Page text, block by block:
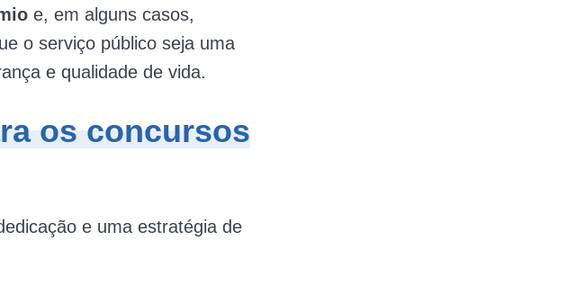
e, em alguns casos,
o serviço público seja uma
e qualidade de vida.
os concursos
e uma estratégia de